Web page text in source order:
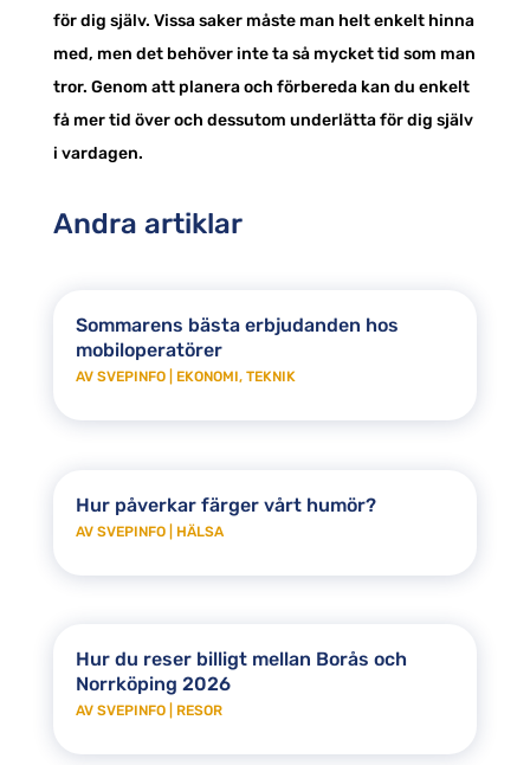
för dig själv. Vissa saker måste man helt enkelt hinna
med, men det behöver inte ta så mycket tid som man
tror. Genom att planera och förbereda kan du enkelt
få mer tid över och dessutom underlätta för dig själv
i vardagen.
Andra artiklar
Sommarens bästa erbjudanden hos
mobiloperatörer
AV SVEPINFO| EKONOMI, TEKNIK
Hur påverkar färger vårt humör?
AV SVEPINFO| HÄLSA
Hur du reser billigt mellan Borås och
Norrköping 2026
AV SVEPINFO| RESOR